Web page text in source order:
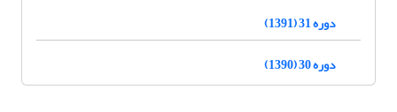
دوره 31 (1391)
دوره 30 (1390)